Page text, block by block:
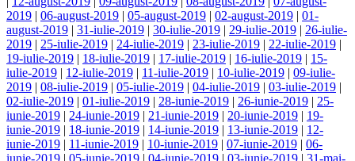
2019 | 06-august-2019 | 05-august-2019 | 02-august-2019 | 01-
august-2019 | 31-iulie-2019 | 30-iulie-2019 | 29-iulie-2019 | 26-iulie-
2019 | 25-iulie-2019 | 24-iulie-2019 | 23-iulie-2019 | 22-iulie-2019 |
19-iulie-2019 | 18-iulie-2019 | 17-iulie-2019 | 16-iulie-2019 | 15-
iulie-2019 | 12-iulie-2019 | 11-iulie-2019 | 10-iulie-2019 | 09-iulie-
2019 | 08-iulie-2019 | 05-iulie-2019 | 04-iulie-2019 | 03-iulie-2019 |
02-iulie-2019 | 01-iulie-2019 | 28-iunie-2019 | 26-iunie-2019 | 25-
iunie-2019 | 24-iunie-2019 | 21-iunie-2019 | 20-iunie-2019 | 19-
iunie-2019 | 18-iunie-2019 | 14-iunie-2019 | 13-iunie-2019 | 12-
iunie-2019 | 11-iunie-2019 | 10-iunie-2019 | 07-iunie-2019 | 06-